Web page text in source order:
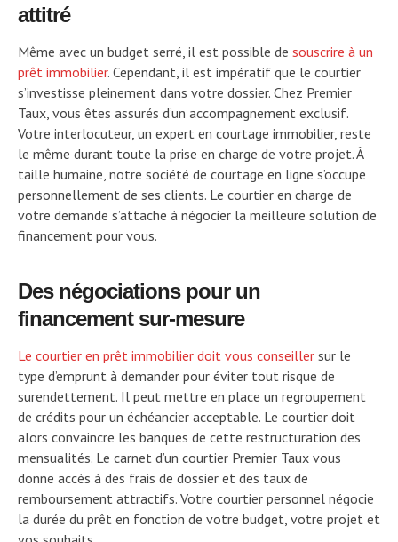
attitré
Même avec un budget serré, il est possible de souscrire à un
prêt immobilier. Cependant, il est impératif que le courtier
s’investisse pleinement dans votre dossier. Chez Premier
Taux, vous êtes assurés d’un accompagnement exclusif.
Votre interlocuteur, un expert en courtage immobilier, reste
le même durant toute la prise en charge de votre projet. À
taille humaine, notre société de courtage en ligne s’occupe
personnellement de ses clients. Le courtier en charge de
votre demande s’attache à négocier la meilleure solution de
financement pour vous.
Des négociations pour un
financement sur-mesure
Le courtier en prêt immobilier doit vous conseiller sur le
type d’emprunt à demander pour éviter tout risque de
surendettement. Il peut mettre en place un regroupement
de crédits pour un échéancier acceptable. Le courtier doit
alors convaincre les banques de cette restructuration des
mensualités. Le carnet d’un courtier Premier Taux vous
donne accès à des frais de dossier et des taux de
remboursement attractifs. Votre courtier personnel négocie
la durée du prêt en fonction de votre budget, votre projet et